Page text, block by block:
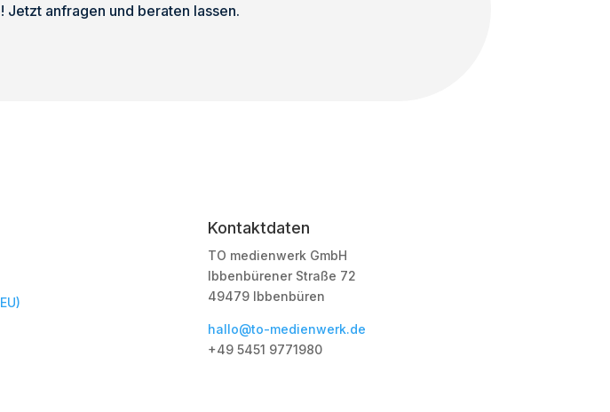
Jetzt anfragen und beraten lassen.
Kontaktdaten
TO medienwerk GmbH
Ibbenbürener Straße 72
49479 Ibbenbüren
hallo@to-medienwerk.de
+49 5451 9771980